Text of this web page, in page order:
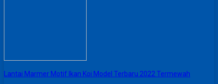
Lantai Marmer Motif Ikan Koi Model Terbaru 2022 Termewah